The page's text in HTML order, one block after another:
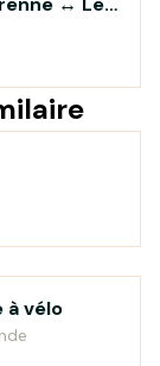
à vélo